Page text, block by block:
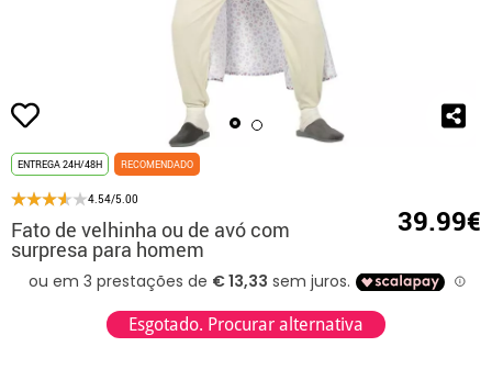
ENTREGA 24H/48H RECOMENDADO
4.54/5.00
Fato de velhinha ou de avó com
surpresa para homem
39.99€
Esgotado. Procurar alternativa